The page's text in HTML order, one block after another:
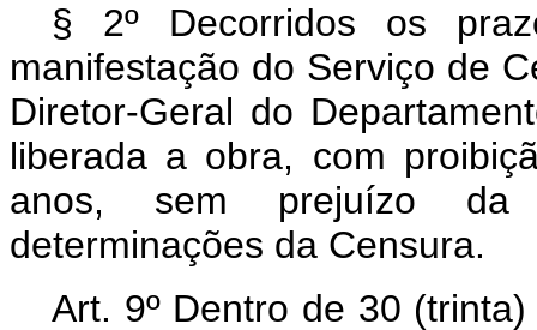
§ 2º Decorridos os
manifestação do Serviço de
Diretor-Geral do
liberada a obra, com
anos, sem prejuízo da
determinações da Censura.
Art. 9º Dentro de 30